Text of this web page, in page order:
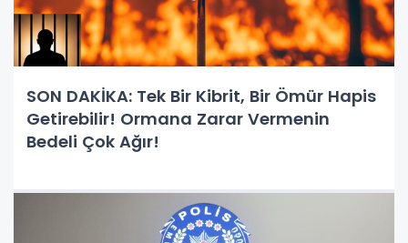
SON DAKİKA: Tek Bir Kibrit, Bir Ömür Hapis
Getirebilir! Ormana Zarar Vermenin
Bedeli Çok Ağır!